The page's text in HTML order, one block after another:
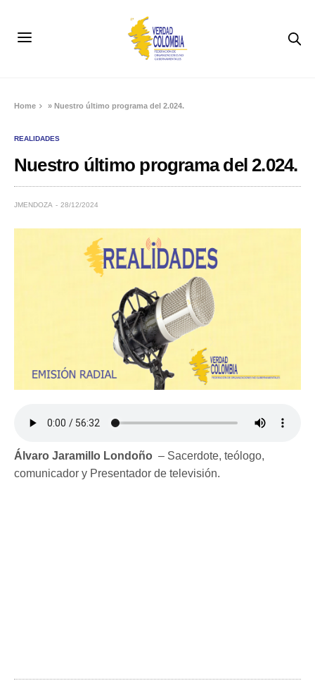
Home »Nuestro último programa del 2.024.
REALIDADES
Nuestro último programa del 2.024.
JMENDOZA 28/12/2024
Álvaro Jaramillo Londoño – Sacerdote, teólogo,
comunicador y Presentador de televisión.